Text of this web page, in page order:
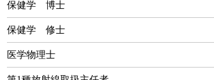
保健学 博士
保健学 修士
医学物理士